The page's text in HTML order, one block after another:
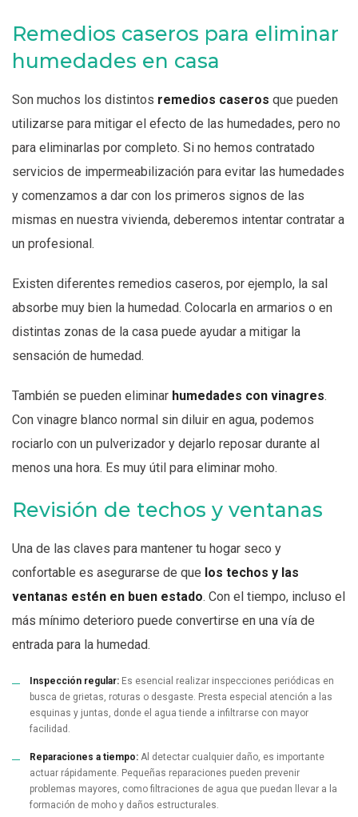
Remedios caseros para eliminar
humedades en casa
Son muchos los distintos remedios caseros que pueden
utilizarse para mitigar el efecto de las humedades, pero no
para eliminarlas por completo. Si no hemos contratado
servicios de impermeabilización para evitar las humedades
y comenzamos a dar con los primeros signos de las
mismas en nuestra vivienda, deberemos intentar contratar a
un profesional.
Existen diferentes remedios caseros, por ejemplo, la sal
absorbe muy bien la humedad. Colocarla en armarios o en
distintas zonas de la casa puede ayudar a mitigar la
sensación de humedad.
También se pueden eliminar humedades con vinagres.
Con vinagre blanco normal sin diluir en agua, podemos
rociarlo con un pulverizador y dejarlo reposar durante al
menos una hora. Es muy útil para eliminar moho.
Revisión de techos y ventanas
Una de las claves para mantener tu hogar seco y
confortable es asegurarse de que los techos y las
ventanas estén en buen estado. Con el tiempo, incluso el
más mínimo deterioro puede convertirse en una vía de
entrada para la humedad.
Inspección regular: Es esencial realizar inspecciones periódicas en
busca de grietas, roturas o desgaste. Presta especial atención a las
esquinas y juntas, donde el agua tiende a infiltrarse con mayor
facilidad.
Reparaciones a tiempo: Al detectar cualquier daño, es importante
actuar rápidamente. Pequeñas reparaciones pueden prevenir
problemas mayores, como filtraciones de agua que puedan llevar a la
formación de moho y daños estructurales.